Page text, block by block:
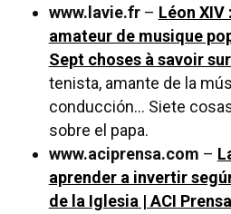
www.lavie.fr– Léon XIV
amateur de musique
Sept choses à savoir
tenista, amante de la
conducción... Siete
sobre el papa.
www.aciprensa.com –
aprender a invertir
de la Iglesia | ACI Prensa